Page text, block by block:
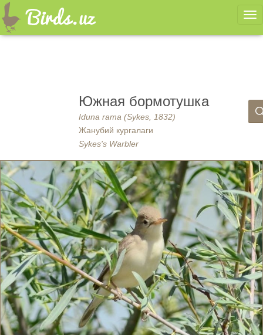
Южная бормотушка
Iduna rama (Sykes, 1832)
Жанубий кургалаги
Sykes's Warbler